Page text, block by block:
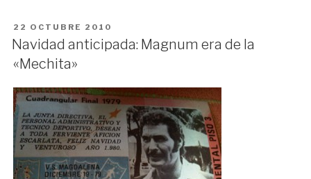
PUBLICADO
EN
22 OCTUBRE 2010
Navidad anticipada: Magnum era de la
«Mechita»